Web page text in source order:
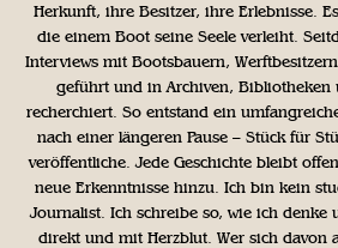
Herkunft, ihre Besitzer, ihre Erlebnisse.
die einem Boot seine Seele verleiht.
Interviews mit Bootsbauern,
geführt und in Archiven, Bibliotheken
recherchiert. So entstand ein
nach einer längeren Pause – Stück für
veröffentliche. Jede Geschichte bleibt
neue Erkenntnisse hinzu. Ich bin kein
Journalist. Ich schreibe so, wie ich denke
direkt und mit Herzblut. Wer sich davon